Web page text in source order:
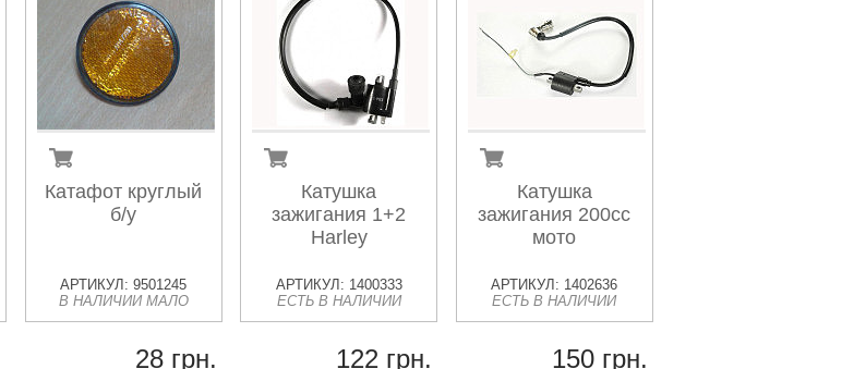
Катафот круглый
б/у
АРТИКУЛ: 9501245
В НАЛИЧИИ МАЛО
28 грн.
Катушка
зажигания 1+2
Harley
АРТИКУЛ: 1400333
ЕСТЬ В НАЛИЧИИ
122 грн.
Катушка
зажигания 200сс
мото
АРТИКУЛ: 1402636
ЕСТЬ В НАЛИЧИИ
150 грн.